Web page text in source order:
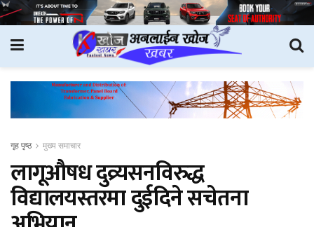
गृह पृष्ठ मुख्य समाचार
लागूऔषध दुव्र्यसनविरुद्ध
विद्यालयस्तरमा दुईदिने सचेतना